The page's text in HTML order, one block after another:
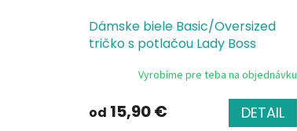
Dámske biele Basic/Oversized
tričko s potlačou Lady Boss
Vyrobíme pre teba na objednávku
od 15,90 € DETAIL